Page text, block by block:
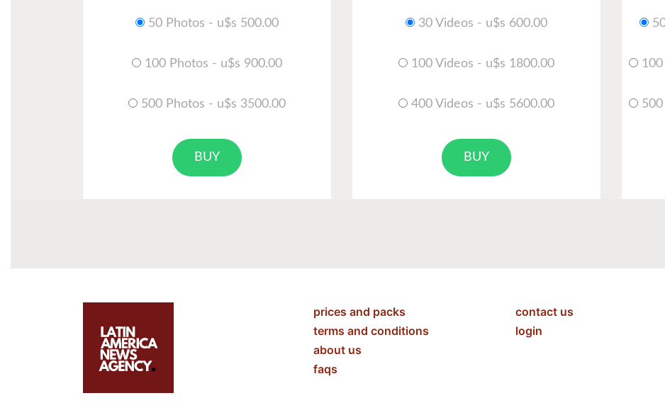
50 Photos - u$s 500.00
100 Photos - u$s 900.00
500 Photos - u$s 3500.00
BUY
30 Videos - u$s 600.00
100 Videos - u$s 1800.00
400 Videos - u$s 5600.00
BUY
prices and packs
terms and conditions
about us
faqs
contact us
login